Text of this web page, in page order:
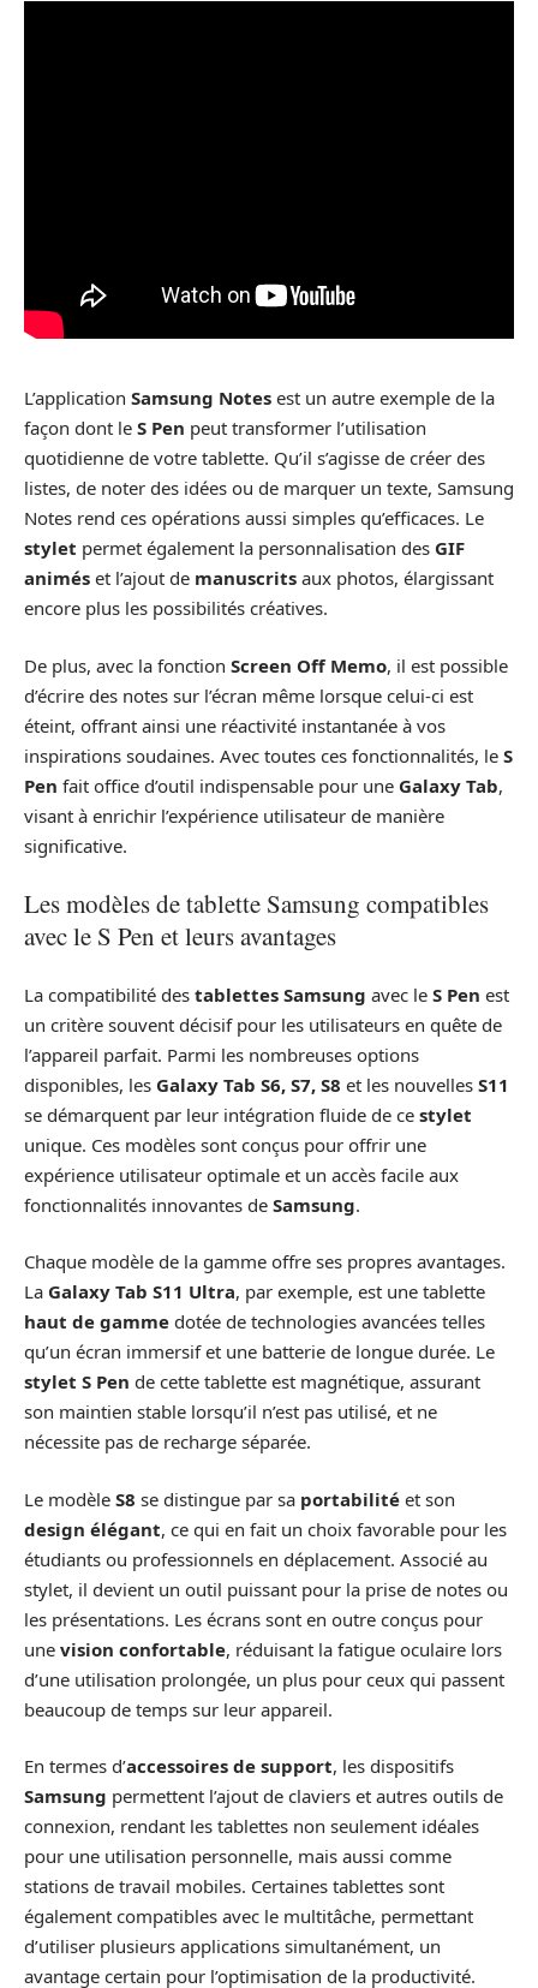
L’application Samsung Notes est un autre exemple de la
façon dont le S Pen peut transformer l’utilisation
quotidienne de votre tablette. Qu’il s’agisse de créer des
listes, de noter des idées ou de marquer un texte, Samsung
Notes rend ces opérations aussi simples qu’efficaces. Le
stylet permet également la personnalisation des GIF
animés et l’ajout de manuscrits aux photos, élargissant
encore plus les possibilités créatives.
De plus, avec la fonction Screen Off Memo, il est possible
d’écrire des notes sur l’écran même lorsque celui-ci est
éteint, offrant ainsi une réactivité instantanée à vos
inspirations soudaines. Avec toutes ces fonctionnalités, le S
Pen fait office d’outil indispensable pour une Galaxy Tab,
visant à enrichir l’expérience utilisateur de manière
significative.
Les modèles de tablette Samsung compatibles
avec le S Pen et leurs avantages
La compatibilité des tablettes Samsung avec le S Pen est
un critère souvent décisif pour les utilisateurs en quête de
l’appareil parfait. Parmi les nombreuses options
disponibles, les Galaxy Tab S6, S7, S8 et les nouvelles S11
se démarquent par leur intégration fluide de ce stylet
unique. Ces modèles sont conçus pour offrir une
expérience utilisateur optimale et un accès facile aux
fonctionnalités innovantes de Samsung.
Chaque modèle de la gamme offre ses propres avantages.
La Galaxy Tab S11 Ultra, par exemple, est une tablette
haut de gamme dotée de technologies avancées telles
qu’un écran immersif et une batterie de longue durée. Le
stylet S Pen de cette tablette est magnétique, assurant
son maintien stable lorsqu’il n’est pas utilisé, et ne
nécessite pas de recharge séparée.
Le modèle S8 se distingue par sa portabilité et son
design élégant, ce qui en fait un choix favorable pour les
étudiants ou professionnels en déplacement. Associé au
stylet, il devient un outil puissant pour la prise de notes ou
les présentations. Les écrans sont en outre conçus pour
une vision confortable, réduisant la fatigue oculaire lors
d’une utilisation prolongée, un plus pour ceux qui passent
beaucoup de temps sur leur appareil.
En termes d’accessoires de support, les dispositifs
Samsung permettent l’ajout de claviers et autres outils de
connexion, rendant les tablettes non seulement idéales
pour une utilisation personnelle, mais aussi comme
stations de travail mobiles. Certaines tablettes sont
également compatibles avec le multitâche, permettant
d’utiliser plusieurs applications simultanément, un
avantage certain pour l’optimisation de la productivité.